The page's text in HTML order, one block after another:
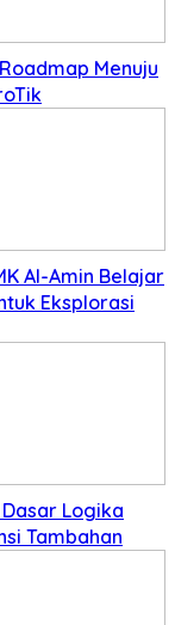
Menuju
Al-Amin Belajar
Eksplorasi
Dasar Logika
Tambahan